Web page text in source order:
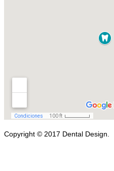
Copyright © 2017 Dental Design.